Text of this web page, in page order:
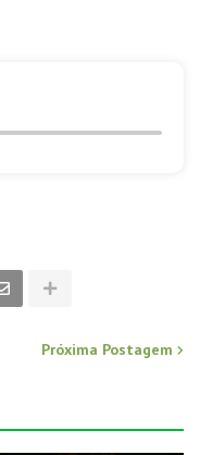
Próxima Postagem